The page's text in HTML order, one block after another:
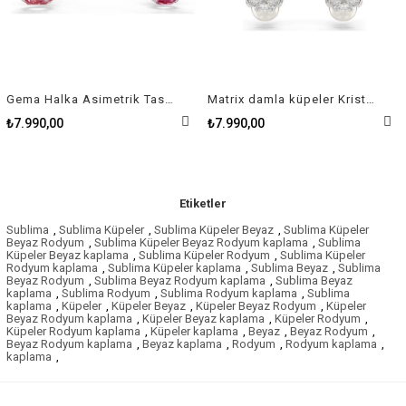
Gema Halka Asimetrik Tasarım, Karışık Kesimler, Küçük, Çok Renkli, Rodyum Kaplama Küpe Matrix damla küpeler Kristal inci, Yuvarlak kesim, Beyaz, Rodyum kaplama
₺7.990,00
Etiketler
Sublima , Sublima Küpeler , Sublima Küpeler Beyaz , Sublima Küpeler
Beyaz Rodyum , Sublima Küpeler Beyaz Rodyum kaplama , Sublima
Küpeler Beyaz kaplama , Sublima Küpeler Rodyum , Sublima Küpeler
Rodyum kaplama , Sublima Küpeler kaplama , Sublima Beyaz , Sublima
Beyaz Rodyum , Sublima Beyaz Rodyum kaplama , Sublima Beyaz
kaplama , Sublima Rodyum , Sublima Rodyum kaplama , Sublima
kaplama , Küpeler , Küpeler Beyaz , Küpeler Beyaz Rodyum , Küpeler
Beyaz Rodyum kaplama , Küpeler Beyaz kaplama , Küpeler Rodyum ,
Küpeler Rodyum kaplama , Küpeler kaplama , Beyaz , Beyaz Rodyum ,
Beyaz Rodyum kaplama , Beyaz kaplama , Rodyum , Rodyum kaplama ,
kaplama ,